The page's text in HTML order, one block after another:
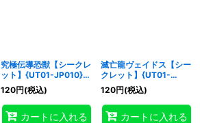
究極伝導恐獣【シークレ
ット】{UT01-JP010}
《モンスター》
120円(税込)
カートに入れる
滅亡龍ヴェイドス【シー
クレット】{UT01-
JP011}《モンスター》
120円(税込)
カートに入れる